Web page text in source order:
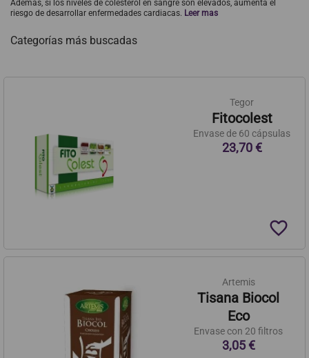
Además, si los niveles de colesterol en sangre son elevados, aumenta el
riesgo de desarrollar enfermedades cardiacas. Leer mas
Categorías más buscadas
Tegor
Fitocolest
Envase de 60 cápsulas
23,70 €
favorite_border
Artemis
Tisana Biocol
Eco
Envase con 20 filtros
3,05 €